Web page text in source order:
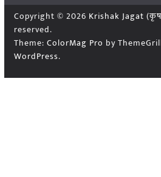
Copyright © 2026 Krishak Jagat
reserved.
Theme: ColorMag Pro by
WordPress.